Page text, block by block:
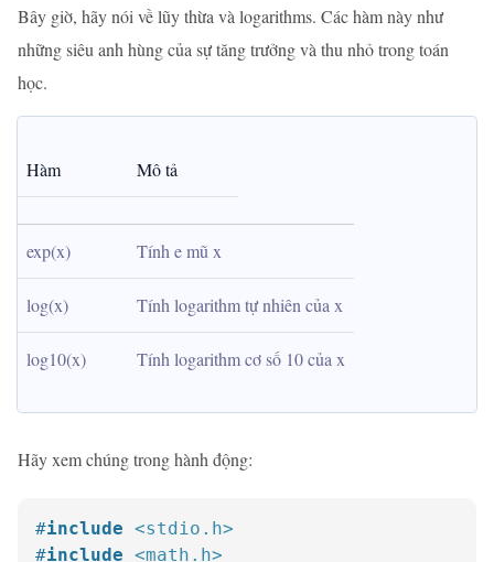
Bây giờ, hãy nói về lũy thừa và logarithms. Các hàm này như
những siêu anh hùng của sự tăng trưởng và thu nhỏ trong toán
học.
Hàm Mô tả
exp(x) Tính e mũ x
log(x) Tính logarithm tự nhiên của x
log10(x) Tính logarithm cơ số 10 của x
Hãy xem chúng trong hành động:
#include <stdio.h>
#include <math.h>